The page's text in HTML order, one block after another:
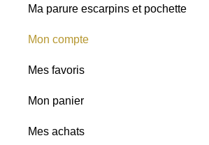
Ma parure escarpins et pochette
Mon compte
Mes favoris
Mon panier
Mes achats